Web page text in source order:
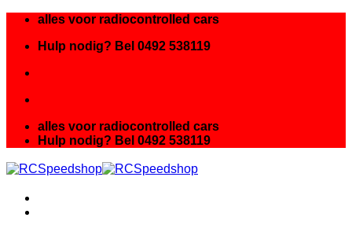
inhoud
alles voor radiocontrolled cars
Hulp nodig? Bel 0492 538119
alles voor radiocontrolled cars
Hulp nodig? Bel 0492 538119